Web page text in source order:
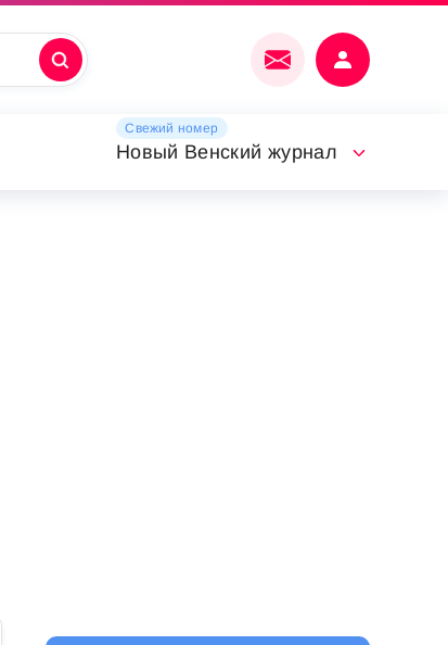
Свежий номер
Новый Венский журнал